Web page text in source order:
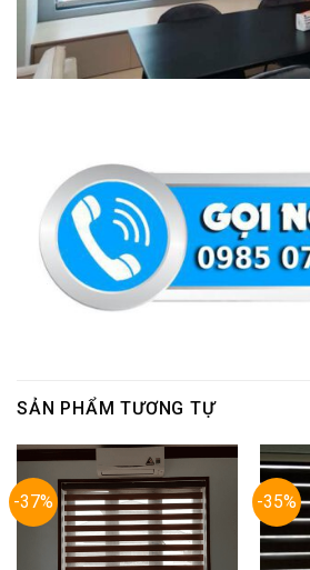
SẢN PHẨM TƯƠNG TỰ
-37% -35%